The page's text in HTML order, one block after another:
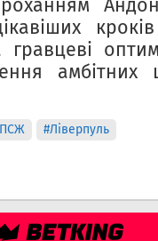
#Ліверпуль